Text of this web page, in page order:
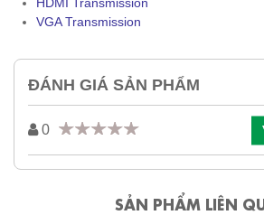
VGA Transmission
ĐÁNH GIÁ SẢN PHẨM
0
SẢN PHẨM LIÊN